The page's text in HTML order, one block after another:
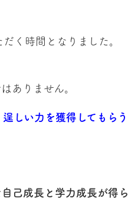
く時間となりました。
ありません。
しい力を獲得してもらう
己成長と学力成長が得ら